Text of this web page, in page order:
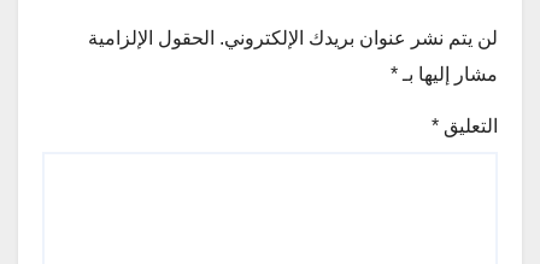
لن يتم نشر عنوان بريدك الإلكتروني. الحقول الإلزامية
مشار إليها بـ *
التعليق *